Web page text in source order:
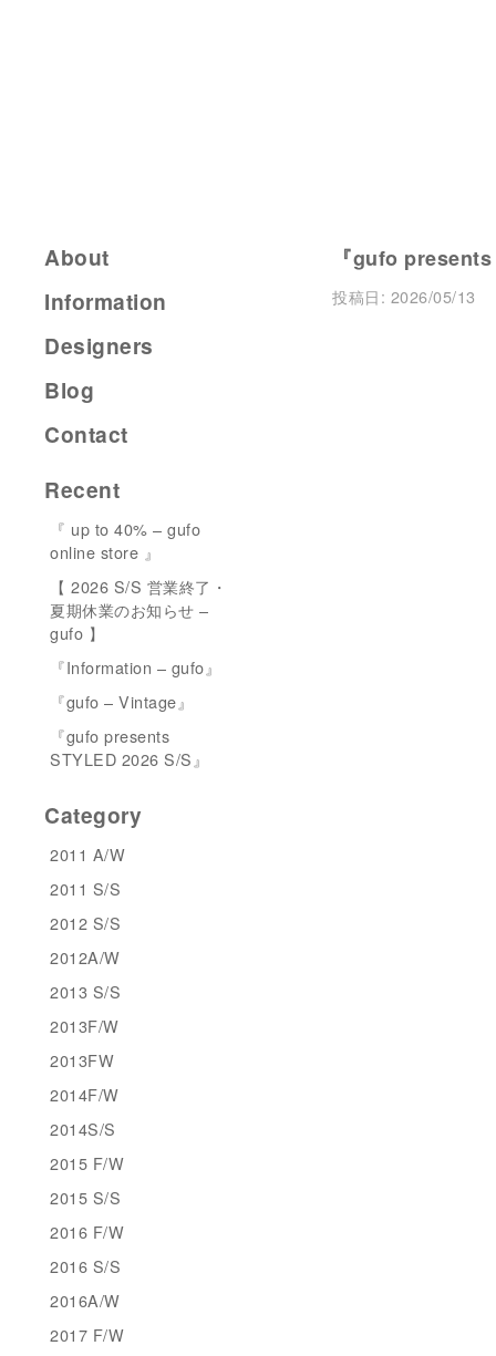
『gufo
投稿日: 2026/05/13
About
Information
Designers
Blog
Contact
Recent
『 up to 40% – gufo
online store 』
【 2026 S/S 営業終了・
夏期休業のお知らせ –
gufo 】
『Information – gufo』
『gufo – Vintage』
『gufo presents
STYLED 2026 S/S』
Category
2011 A/W
2011 S/S
2012 S/S
2012A/W
2013 S/S
2013F/W
2013FW
2014F/W
2014S/S
2015 F/W
2015 S/S
2016 F/W
2016 S/S
2016A/W
2017 F/W